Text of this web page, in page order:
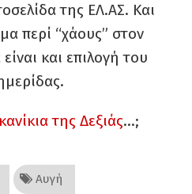
της ΕΛ.ΑΣ. Και
περί “χάους” στον
και επιλογή του
της Δεξιάς…;
Αυγή